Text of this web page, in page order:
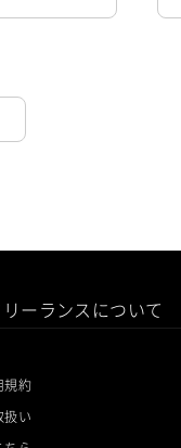
ーランスについて
規約
扱い